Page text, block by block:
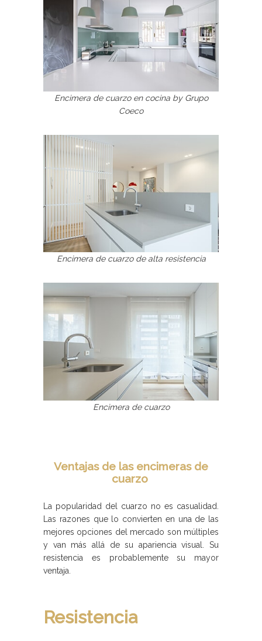
Encimera de cuarzo en cocina by Grupo
Coeco
Encimera de cuarzo de alta resistencia
Encimera de cuarzo
Ventajas de las encimeras de
cuarzo
La popularidad del cuarzo no es casualidad.
Las razones que lo convierten en una de las
mejores opciones del mercado son múltiples
y van más allá de su apariencia visual. Su
resistencia es probablemente su mayor
ventaja.
Resistencia